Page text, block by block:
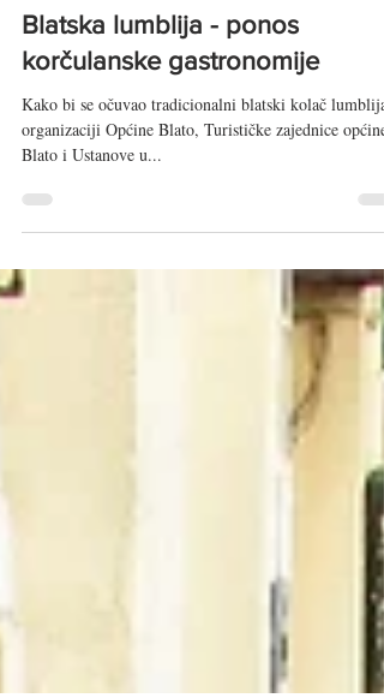
Tomislav Radić
Oct 17, 2018
3 min read
Blatska lumblija - ponos
korčulanske gastronomije
Kako bi se očuvao tradicionalni blatski kolač
Blato i Ustanove u...